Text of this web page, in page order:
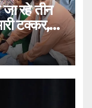
रहे तीन
टक्कर,